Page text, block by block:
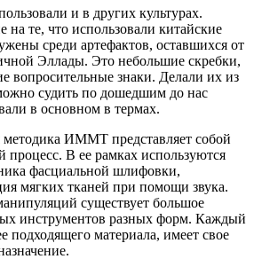
и в других культурах.
те, что использовали китайские
среди артефактов, оставшихся от
Эллады. Это небольшие скребки,
знаки. Делали их из
судить по дошедшим до нас
в основном в термах.
методика ИММТ представляет собой
процесс. В ее рамках используются
фасциальной шлифовки,
мягких тканей при помощи звука.
существует большое
инструментов разных форм. Каждый
подходящего материала, имеет свое